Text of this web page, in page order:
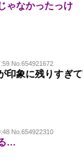
ゃなかったっけ
No.654921672
印象に残りすぎ
No.654922310
…